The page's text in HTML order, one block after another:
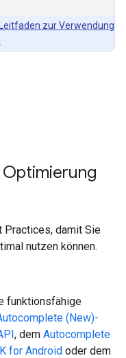
Leitfaden zur Verwendung
Practices, damit Sie
nutzen können.
funktionsfähige
(New)-
, dem Autocomplete
for Android oder dem